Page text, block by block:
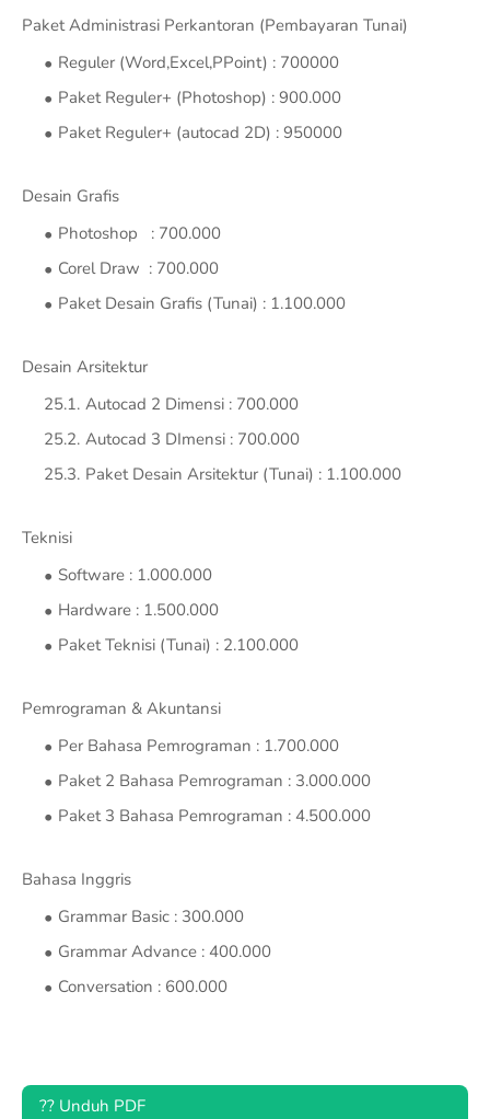
Paket Administrasi Perkantoran (Pembayaran Tunai)
Reguler (Word,Excel,PPoint) : 700000
Paket Reguler+ (Photoshop) : 900.000
Paket Reguler+ (autocad 2D) : 950000
Desain Grafis
Photoshop : 700.000
Corel Draw : 700.000
Paket Desain Grafis (Tunai) : 1.100.000
Desain Arsitektur
Autocad 2 Dimensi : 700.000
Autocad 3 DImensi : 700.000
Paket Desain Arsitektur (Tunai) : 1.100.000
Teknisi
Software : 1.000.000
Hardware : 1.500.000
Paket Teknisi (Tunai) : 2.100.000
Pemrograman & Akuntansi
Per Bahasa Pemrograman : 1.700.000
Paket 2 Bahasa Pemrograman : 3.000.000
Paket 3 Bahasa Pemrograman : 4.500.000
Bahasa Inggris
Grammar Basic : 300.000
Grammar Advance : 400.000
Conversation : 600.000
?? Unduh PDF